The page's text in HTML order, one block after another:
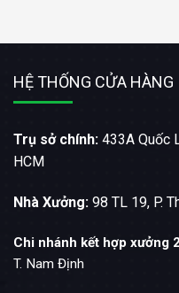
HỆ THỐNG CỬA HÀNG
Trụ sở chính: 433A Quốc
HCM
Nhà Xưởng: 98 TL 19, P.
Chi nhánh kết hợp xưởng
T. Nam Định